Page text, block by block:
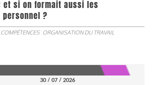
et si on formait aussi les
?
ORGANISATION DU TRAVAIL
30 / 07 / 2026